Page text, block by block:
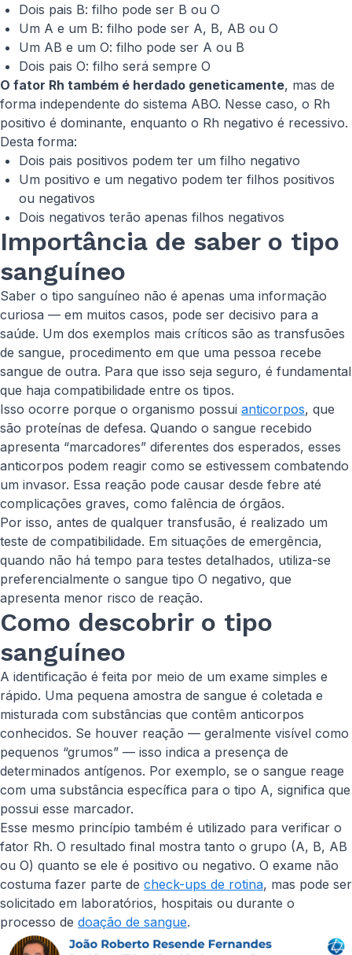
Dois pais B: filho pode ser B ou O
Um A e um B: filho pode ser A, B, AB ou O
Um AB e um O: filho pode ser A ou B
Dois pais O: filho será sempre O
O fator Rh também é herdado geneticamente, mas de
forma independente do sistema ABO. Nesse caso, o Rh
positivo é dominante, enquanto o Rh negativo é recessivo.
Desta forma:
Dois pais positivos podem ter um filho negativo
Um positivo e um negativo podem ter filhos positivos
ou negativos
Dois negativos terão apenas filhos negativos
Importância de saber o tipo
sanguíneo
Saber o tipo sanguíneo não é apenas uma informação
curiosa — em muitos casos, pode ser decisivo para a
saúde. Um dos exemplos mais críticos são as transfusões
de sangue, procedimento em que uma pessoa recebe
sangue de outra. Para que isso seja seguro, é fundamental
que haja compatibilidade entre os tipos.
Isso ocorre porque o organismo possui anticorpos, que
são proteínas de defesa. Quando o sangue recebido
apresenta “marcadores” diferentes dos esperados, esses
anticorpos podem reagir como se estivessem combatendo
um invasor. Essa reação pode causar desde febre até
complicações graves, como falência de órgãos.
Por isso, antes de qualquer transfusão, é realizado um
teste de compatibilidade. Em situações de emergência,
quando não há tempo para testes detalhados, utiliza-se
preferencialmente o sangue tipo O negativo, que
apresenta menor risco de reação.
Como descobrir o tipo
sanguíneo
A identificação é feita por meio de um exame simples e
rápido. Uma pequena amostra de sangue é coletada e
misturada com substâncias que contêm anticorpos
conhecidos. Se houver reação — geralmente visível como
pequenos “grumos” — isso indica a presença de
determinados antígenos. Por exemplo, se o sangue reage
com uma substância específica para o tipo A, significa que
possui esse marcador.
Esse mesmo princípio também é utilizado para verificar o
fator Rh. O resultado final mostra tanto o grupo (A, B, AB
ou O) quanto se ele é positivo ou negativo. O exame não
costuma fazer parte de check-ups de rotina, mas pode ser
solicitado em laboratórios, hospitais ou durante o
processo de doação de sangue.